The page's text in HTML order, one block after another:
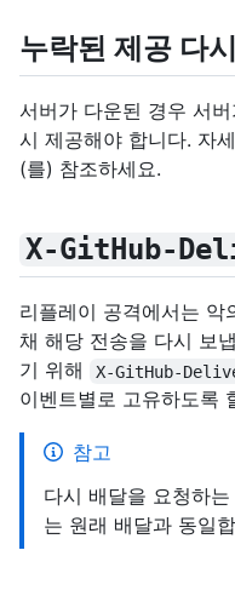
누락된 제공 다
서버가 다운된 경우 서
시 제공해야 합니다. 자
(를) 참조하세요.
X-GitHub-
리플레이 공격에서는 악
채 해당 전송을 다시 보
기 위해
X-GitHub-
이벤트별로 고유하도록
참고
다시 배달을 요청하는
는 원래 배달과 동일